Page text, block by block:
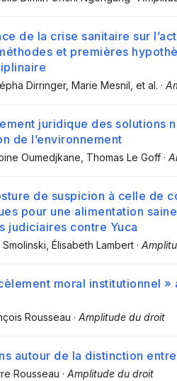
de la crise sanitaire sur
et premières
Dirringer, Marie Mesnil , et al. ·
juridique des solutions
de l’environnement
Oumedjkane , Thomas Le Goff ·
de suspicion à celle de
pour une alimentation
judiciaires contre Yuca
, Élisabeth Lambert ·
moral institutionnel »
Rousseau · Amplitude du droit
autour de la distinction
Rousseau · Amplitude du droit